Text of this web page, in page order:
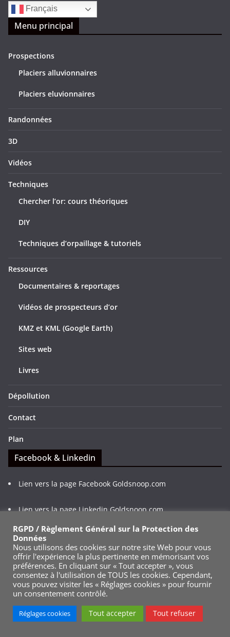
Français
Menu principal
Prospections
Placiers alluvionnaires
Placiers eluvionnaires
Randonnées
3D
Vidéos
Techniques
Chercher l’or: cours théoriques
DIY
Techniques d’orpaillage & tutoriels
Ressources
Documentaires & reportages
Vidéos de prospecteurs d’or
KMZ et KML (Google Earth)
Sites web
Livres
Dépollution
Contact
Plan
Facebook & Linkedin
Lien vers la page Facebook Goldsnoop.com
Lien vers la page Linkedin Goldsnoop.com
Abonnez-vous à la page Linkedin ou Facebook de
Goldsnoop.com, suivez et partagez nos publications
facilement.
Flux RSS
Lien direct vers le flux RSS
Suivez nos dernières publications depuis n'importe quel
RGPD / Règlement Général sur la Protection des
Données
Nous utilisons des cookies sur notre site Web pour vous
offrir l'expérience la plus pertinente en mémorisant vos
préférences. En cliquant sur « Tout accepter », vous
consentez à l'utilisation de TOUS les cookies. Cependant,
vous pouvez visiter les « Réglages cookies » pour fournir
un consentement contrôlé.
Réglages cookies Tout accepter Tout refuser